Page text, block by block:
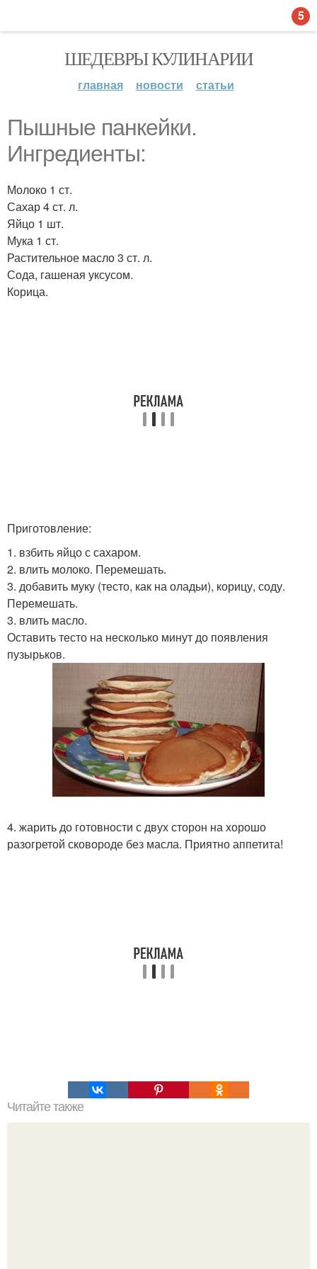
ШЕДЕВРЫ КУЛИНАРИИ
главная новости статьи
Пышные панкейки.
Ингредиенты:
Молоко 1 ст.
Сахар 4 ст. л.
Яйцо 1 шт.
Мука 1 ст.
Растительное масло 3 ст. л.
Сода, гашеная уксусом.
Корица.
Приготовление:
1. взбить яйцо с сахаром.
2. влить молоко. Перемешать.
3. добавить муку (тесто, как на оладьи), корицу, соду.
Перемешать.
3. влить масло.
Оставить тесто на несколько минут до появления
пузырьков.
4. жарить до готовности с двух сторон на хорошо
разогретой сковороде без масла. Приятно аппетита!
Читайте также
5